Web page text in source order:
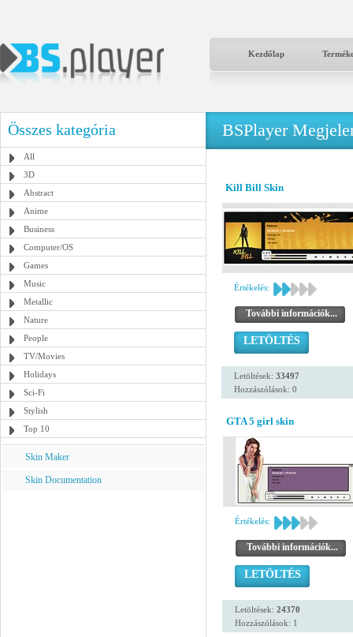
Kezdőlap
Összes kategória
All
3D
Abstract
Anime
Business
Computer/OS
Games
Music
Metallic
Nature
People
TV/Movies
Holidays
Sci-Fi
Stylish
Top 10
Skin Maker
Skin Documentation
BSPlayer
Kill Bill Skin
Értékelés:
További információk...
LETÖLTÉS
Letöltések: 33497
Hozzászólások: 0
GTA 5 girl skin
Értékelés:
További információk...
LETÖLTÉS
Letöltések: 24370
Hozzászólások: 1